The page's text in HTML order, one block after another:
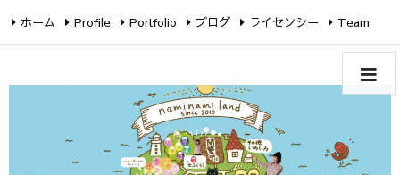
ホーム Profile Portfolio ブログ ライセンシー Team